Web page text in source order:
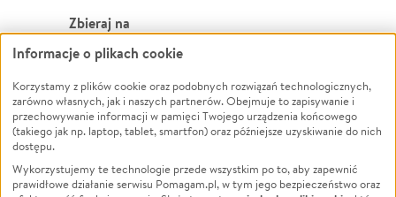
Zbieraj na
Leczenie
Zwierzęta
Pożar
Ukraina
Pomoc Finansowa
Powódź
Wichura
NGO
Edukacja
Informacje o plikach cookie
Korzystamy z plików cookie oraz podobnych rozwiązań technologicznych,
zarówno własnych, jak i naszych partnerów. Obejmuje to zapisywanie i
przechowywanie informacji w pamięci Twojego urządzenia końcowego
(takiego jak np. laptop, tablet, smartfon) oraz późniejsze uzyskiwanie do nich
dostępu.
Wykorzystujemy te technologie przede wszystkim po to, aby zapewnić
prawidłowe działanie serwisu Pomagam.pl, w tym jego bezpieczeństwo oraz